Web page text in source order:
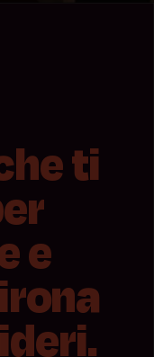
ti
e